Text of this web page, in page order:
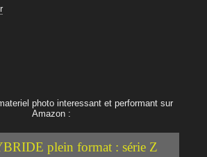
photo interessant et performant sur
Amazon :
plein format : série Z